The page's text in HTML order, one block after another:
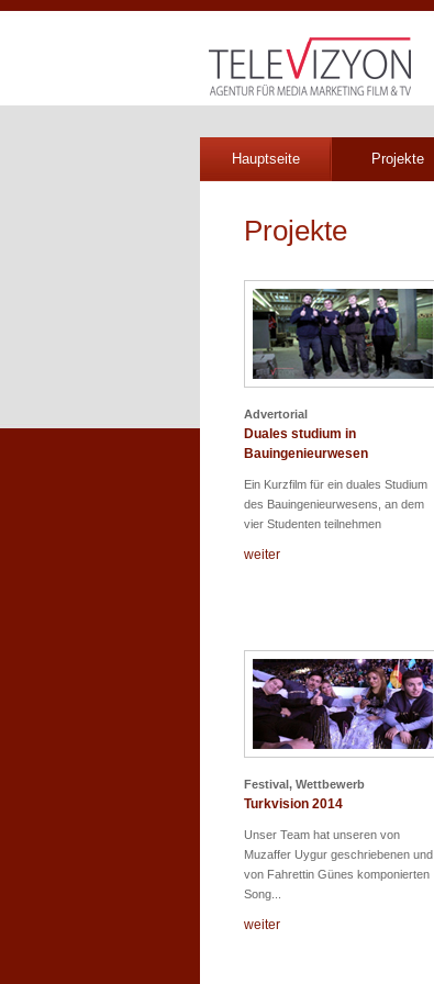
Hauptseite Projekte
Projekte
Advertorial
Duales studium in
Bauingenieurwesen
Ein Kurzfilm für ein duales Studium
des Bauingenieurwesens, an dem
vier Studenten teilnehmen
weiter
Festival, Wettbewerb
Turkvision 2014
Unser Team hat unseren von
Muzaffer Uygur geschriebenen und
von Fahrettin Günes komponierten
Song...
weiter